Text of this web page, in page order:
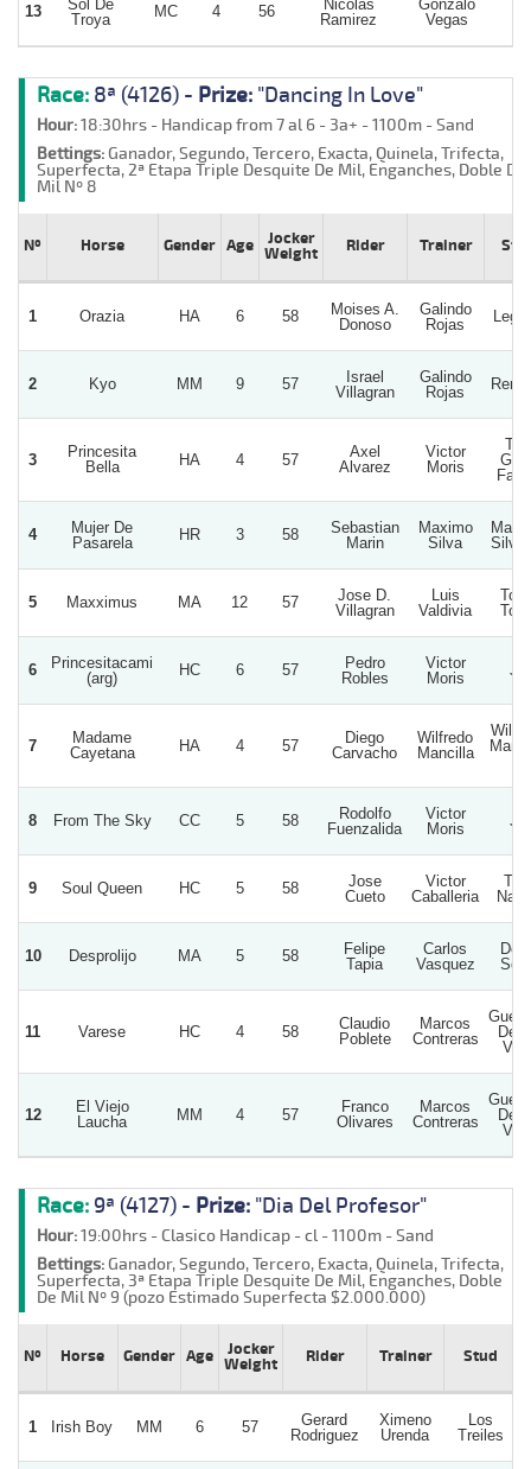
13
Sol De
Troya
MC 4 56
Nicolas
Ramirez
Gonzalo
Vegas
Race: 8ª (4126) - Prize: "Dancing In Love"
Hour:18:30hrs - Handicap from 7 al 6 - 3a+ - 1100m - Sand
Bettings:Ganador, Segundo, Tercero, Exacta, Quinela, Trifecta,
Superfecta, 2ª Etapa Triple Desquite De Mil, Enganches, Doble De
Mil Nº 8
Nº Horse Gender Age
Jocker
Weight
Rider Trainer
1 Orazia HA 6 58
Moises A.
Donoso
Galindo
Rojas
2 Kyo MM 9 57
Israel
Villagran
Galindo
Rojas
3
Princesita
Bella
HA 4 57
Axel
Alvarez
Victor
Moris
The
4
Mujer De
Pasarela
HR 3 58
Sebastian
Marin
Maximo
Silva
Silva
5 Maxximus MA 12 57
Jose D.
Villagran
Luis
Valdivia
6
Princesitacami
(arg)
HC 6 57
Pedro
Robles
Victor
Moris
Js
7
Madame
Cayetana
HA 4 57
Diego
Carvacho
Wilfredo
Mancilla
8 From The Sky CC 5 58
Rodolfo
Fuenzalida
Victor
Moris
Js
9 Soul Queen HC 5 58
Jose
Cueto
Victor
Caballeria
10 Desprolijo MA 5 58
Felipe
Tapia
Carlos
Vasquez
11 Varese HC 4 58
Claudio
Poblete
Marcos
Contreras
De
12
El Viejo
Laucha
MM 4 57
Franco
Olivares
Marcos
Contreras
De
Race: 9ª (4127) - Prize: "Dia Del Profesor"
Hour:19:00hrs - Clasico Handicap - cl - 1100m - Sand
Bettings:Ganador, Segundo, Tercero, Exacta, Quinela, Trifecta,
Superfecta, 3ª Etapa Triple Desquite De Mil, Enganches, Doble
De Mil Nº 9 (pozo Estimado Superfecta $2.000.000)
Nº Horse Gender Age
Jocker
Weight
Rider Trainer Stud
1 Irish Boy MM 6 57
Gerard
Rodriguez
Ximeno
Urenda
Los
Treiles